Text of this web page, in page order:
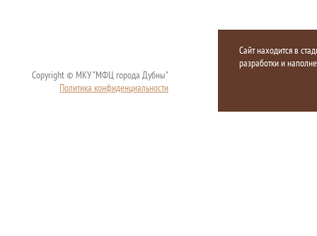
Copyright © МКУ "МФЦ города Дубны"
Политика конфиденциальности
Сайт находится в
разработки и